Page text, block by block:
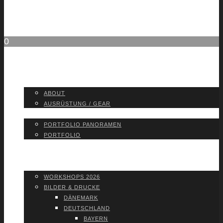
0
ABOUT
AUS­RÜS­TUNG / GEAR
PORT­FO­LIO PAN­ORA­MEN
PORT­FO­LIO
WORK­SHOPS 2026
BIL­DER & DRU­CKE
DÄNE­MARK
DEUTSCH­LAND
BAY­ERN